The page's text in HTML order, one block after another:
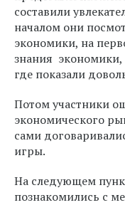
составили
началом они
экономики, на
знания экономики,
где показали
Потом участники
экономического
сами
игры.
На следующем
познакомились с